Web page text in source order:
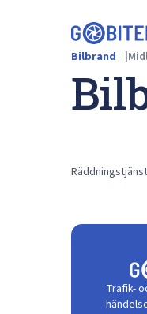
Bilbrand
Trafik-